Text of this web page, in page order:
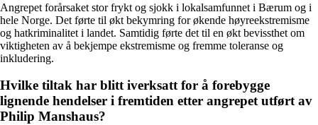
Angrepet forårsaket stor frykt og sjokk i lokalsamfunnet i Bærum og i
hele Norge. Det førte til økt bekymring for økende høyreekstremisme
og hatkriminalitet i landet. Samtidig førte det til en økt bevissthet om
viktigheten av å bekjempe ekstremisme og fremme toleranse og
inkludering.
Hvilke tiltak har blitt iverksatt for å forebygge
lignende hendelser i fremtiden etter angrepet utført av
Philip Manshaus?